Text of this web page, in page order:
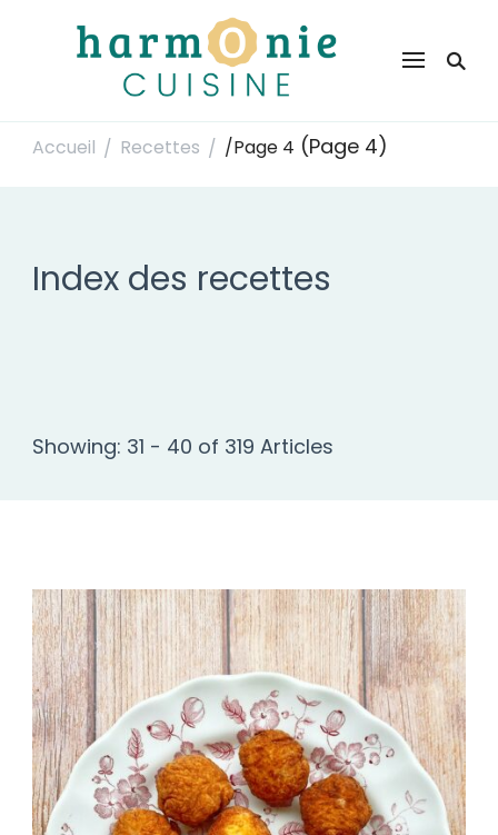
Harmonie Cuisine
Accueil / Recettes / /Page 4 (Page 4)
Index des recettes
Showing: 31 - 40 of 319 Articles